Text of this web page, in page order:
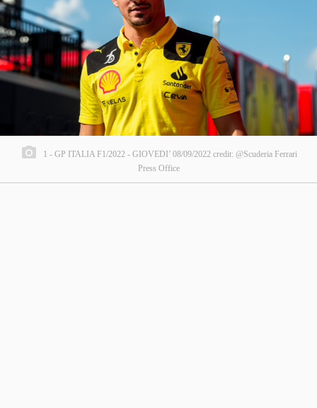
1 - GP ITALIA F1/2022 - GIOVEDI’ 08/09/2022 credit: @Scuderia Ferrari
Press Office